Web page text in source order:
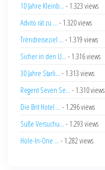
10 Jahre Kleinb... - 1.323 views
Advito rät zu ... - 1.320 views
Trendreiseziel ... - 1.319 views
Sicher in den U... - 1.316 views
30 Jahre Starli... - 1.313 views
Regent Seven Se... - 1.310 views
Die Brit Hotel ... - 1.296 views
Süße Versuchu... - 1.293 views
Hole-In-One ... - 1.282 views